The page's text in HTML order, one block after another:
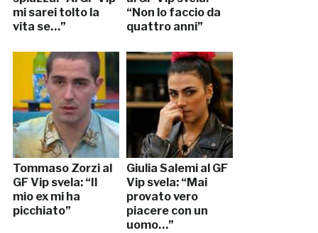
mi sarei tolto la
vita se…”
“Non lo faccio da
quattro anni”
Tommaso Zorzi al
GF Vip svela: “Il
mio ex mi ha
picchiato”
Giulia Salemi al GF
Vip svela: “Mai
provato vero
piacere con un
uomo…”